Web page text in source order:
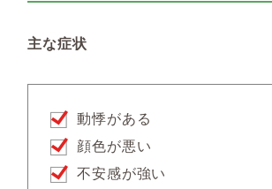
主な症状
動悸がある
顔色が悪い
不安感が強い